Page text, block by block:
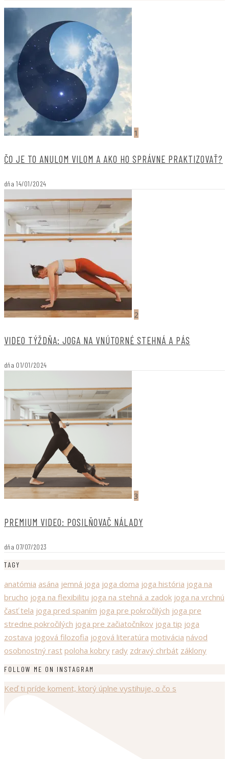
1
ČO JE TO ANULOM VILOM A AKO HO SPRÁVNE PRAKTIZOVAŤ?
dňa 14/01/2024
2
VIDEO TÝŽDŇA: JOGA NA VNÚTORNÉ STEHNÁ A PÁS
dňa 01/01/2024
3
PREMIUM VIDEO: POSILŇOVAČ NÁLADY
dňa 07/07/2023
TAGY
anatómia asána jemná joga joga doma joga história joga na
brucho joga na flexibilitu joga na stehná a zadok joga na vrchnú
časť tela joga pred spaním joga pre pokročilých joga pre
stredne pokročilých joga pre začiatočníkov joga tip joga
zostava jogová filozofia jogová literatúra motivácia návod
osobnostný rast poloha kobry rady zdravý chrbát záklony
FOLLOW ME ON INSTAGRAM
Keď ti príde koment, ktorý úplne vystihuje, o čo s